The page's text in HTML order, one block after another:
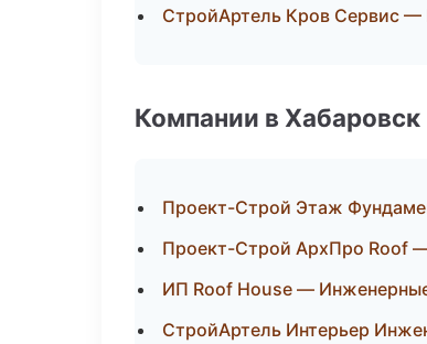
СтройАртель Кров Сервис
Компании в Хабаровск
Проект-Строй Этаж
Проект-Строй АрхПро Roof
ИП Roof House —
СтройАртель Интерьер